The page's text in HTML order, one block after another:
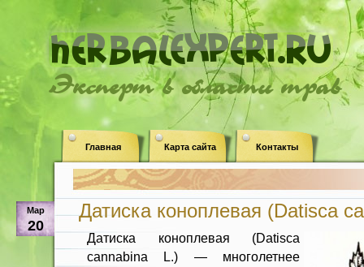
Эксперт в области трав
Главная Карта сайта Контакты
Мар
20
Датиска коноплевая (Datisca
Датиска коноплевая (Datisca
cannabina L.) — многолетнее